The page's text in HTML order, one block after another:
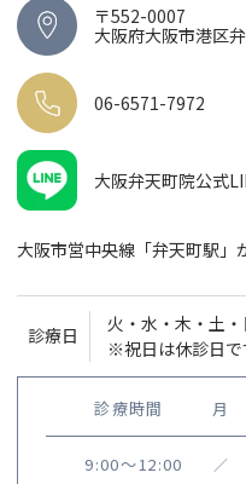
〒552-0007
大阪府大阪市港区
06-6571-7972
大阪弁天町院公式
大阪市営中央線「弁天町駅」
診療日
火・水・木・土・
※祝日は休診日で
診療時間 月
9:00〜12:00 ／